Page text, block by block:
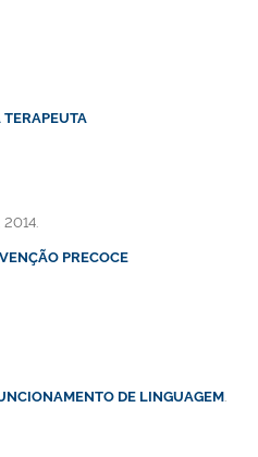
PRECOCE
DE LINGUAGEM